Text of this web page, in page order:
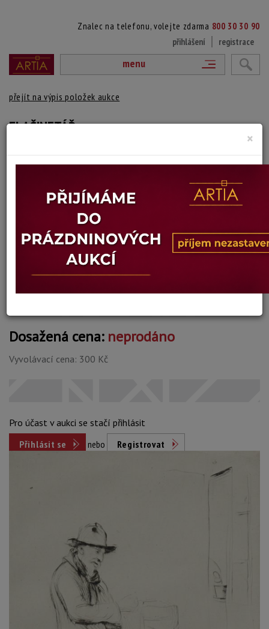
Znalec na telefonu, volejte zdarma 800 30 30 90
přihlášení
registrace
menu
přejít na výpis položek aukce
FLAŠINETÁŘ
Autor:Adolf Jelínek
signováno vpravo dole pod paspartou, paspartováno, zaskleno a
Šířka: 7 cm, výška: 10 cm, rámování: 18,5 x 13,5 cm
Stav: dobrý
Konec dražby:20.07.2026 20:08 SELČ
Dosažená cena: neprodáno
Vyvolávací cena: 300 Kč
Pro účast v aukci se stačí přihlásit
Přihlásit se
nebo Registrovat
×